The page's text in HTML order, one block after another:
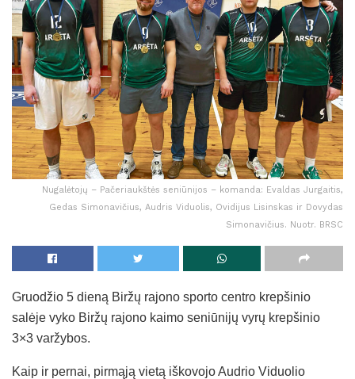
Nugalėtojų – Pačeriaukštės seniūnijos – komanda: Evaldas Jurgaitis,
Gedas Simonavičius, Audris Viduolis, Ovidijus Lisinskas ir Dovydas
Simonavičius. Nuotr. BRSC
Gruodžio 5 dieną Biržų rajono sporto centro krepšinio
salėje vyko Biržų rajono kaimo seniūnijų vyrų krepšinio
3×3 varžybos.
Kaip ir pernai, pirmąją vietą iškovojo Audrio Viduolio